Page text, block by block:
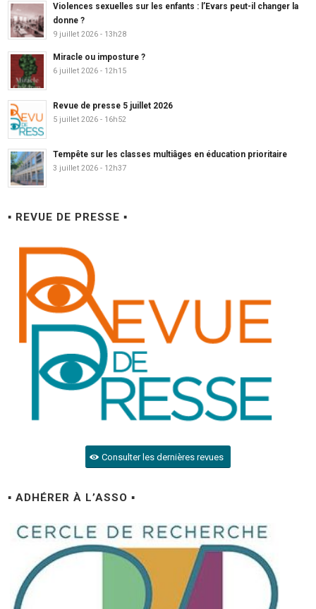
Violences sexuelles sur les enfants : l’Evars peut-il changer la
donne ?
9 juillet 2026 - 13h28
Miracle ou imposture ?
6 juillet 2026 - 12h15
Revue de presse 5 juillet 2026
5 juillet 2026 - 16h52
Tempête sur les classes multiâges en éducation prioritaire
3 juillet 2026 - 12h37
▪ REVUE DE PRESSE ▪
Consulter les dernières revues
▪ ADHÉRER À L’ASSO ▪